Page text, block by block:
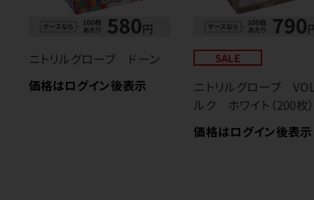
ニトリルグローブ ドーン
価格はログイン後表示
SALE
ニトリルグローブ
ルク ホワイト（200枚
価格はログイン後表示